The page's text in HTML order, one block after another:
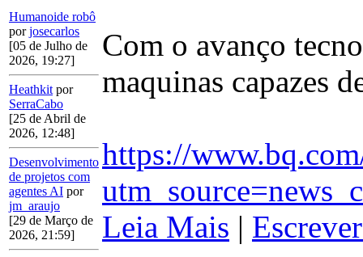
Humanoide robô
porjosecarlos
[05 de Julho de
2026, 19:27]
Heathkit por
SerraCabo
[25 de Abril de
2026, 12:48]
Desenvolvimento
de projetos com
agentes AI por
jm_araujo
[29 de Março de
2026, 21:59]
Com o avanço
maquinas capazes
https://
Leia Mais |